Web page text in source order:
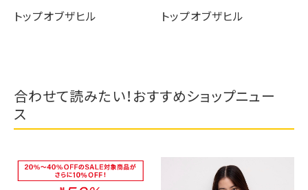
トップオブザヒル
トップオブザヒル
合わせて読みたい！おすすめショップニュー
ス